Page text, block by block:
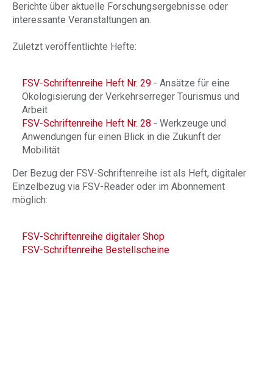
Berichte über aktuelle Forschungsergebnisse oder
interessante Veranstaltungen an.
Zuletzt veröffentlichte Hefte:
FSV-Schriftenreihe Heft Nr. 29 - Ansätze für eine
Ökologisierung der Verkehrserreger Tourismus und
Arbeit
FSV-Schriftenreihe Heft Nr. 28 - Werkzeuge und
Anwendungen für einen Blick in die Zukunft der
Mobilität
Der Bezug der FSV-Schriftenreihe ist als Heft, digitaler
Einzelbezug via FSV-Reader oder im Abonnement
möglich:
FSV-Schriftenreihe digitaler Shop
FSV-Schriftenreihe Bestellscheine